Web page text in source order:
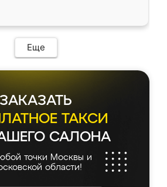
Еще
ЗАКАЗАТЬ
ТАКСИ
САЛОНА
точки Москвы и
области!